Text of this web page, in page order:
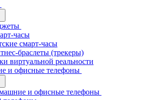
часы
смарт-часы
браслеты (трекеры)
виртуальной реальности
и офисные телефоны
и офисные телефоны